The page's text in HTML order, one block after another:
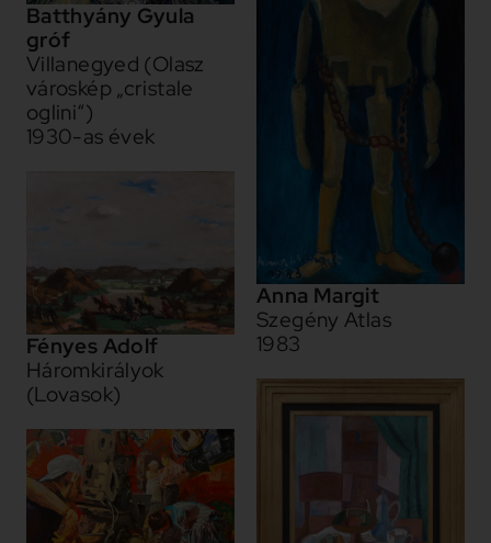
Batthyány Gyula
gróf
Villanegyed (Olasz
városkép „cristale
oglini“)
1930-as évek
Anna Margit
Szegény Atlas
1983
Fényes Adolf
Háromkirályok
(Lovasok)